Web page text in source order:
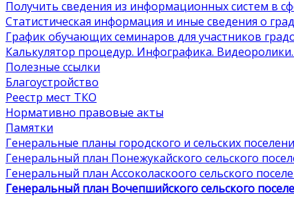
Получить сведения из информационных систем в
Статистическая информация и иные сведения о
График обучающих семинаров для участников
Калькулятор процедур. Инфографика.
Полезные ссылки
Благоустройство
Реестр мест ТКО
Нормативно правовые акты
Памятки
Генеральные планы городского и сельских
Генеральный план Понежукайского сельского
Генеральный план Ассоколаскоого сельского
Генеральный план Вочепшийского сельского